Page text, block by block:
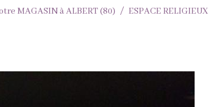
MAGASIN à ALBERT (80) ESPACE RELIGIEUX